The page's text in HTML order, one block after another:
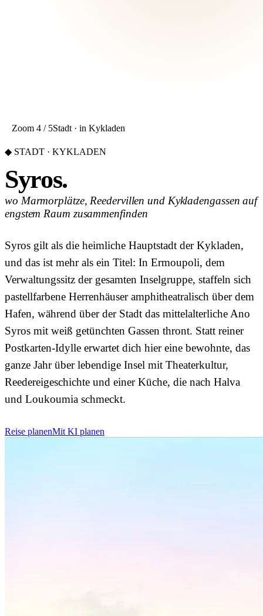
Zoom 4 / 5Stadt · in Kykladen
◆ STADT · KYKLADEN
Syros.
wo Marmorplätze, Reedervillen und Kykladengassen auf
engstem Raum zusammenfinden
Syros gilt als die heimliche Hauptstadt der Kykladen,
und das ist mehr als ein Titel: In Ermoupoli, dem
Verwaltungssitz der gesamten Inselgruppe, staffeln sich
pastellfarbene Herrenhäuser amphitheatralisch über dem
Hafen, während über der Stadt das mittelalterliche Ano
Syros mit weiß getünchten Gassen thront. Statt reiner
Postkarten-Idylle erwartet dich hier eine bewohnte, das
ganze Jahr über lebendige Insel mit Theaterkultur,
Reedereigeschichte und einer Küche, die nach Halva
und Loukoumia schmeckt.
Reise planenMit KI planen